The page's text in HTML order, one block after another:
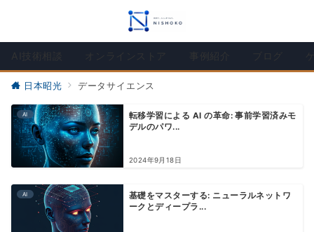
AI技術相談 オンラインストア 事例紹介 ブログ
日本昭光 データサイエンス
AI
転移学習による AI の革命: 事前学習済みモ
デルのパワ...
2024年9月18日
AI
基礎をマスターする: ニューラルネットワ
ークとディープラ...